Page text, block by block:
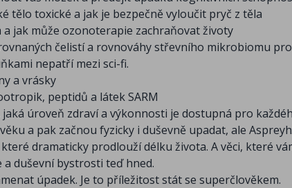
tělo toxické a jak je bezpečně vyloučit pryč z těla
jak může ozonoterapie zachraňovat životy
čelistí a rovnováhy střevního mikrobiomu
nepatří mezi sci-fi.
a vrásky
peptidů a látek SARM
úroveň zdraví a výkonnosti je dostupná pro
a pak začnou fyzicky i duševně upadat, ale
dramaticky prodlouží délku života. A věci, které
duševní bystrosti teď hned.
úpadek. Je to příležitost stát se superčlověkem.